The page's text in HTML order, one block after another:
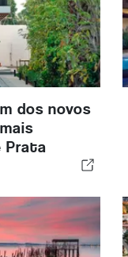
dos novos
Prata